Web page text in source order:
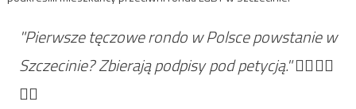
"Pierwsze tęczowe rondo w Polsce powstanie w
Szczecinie? Zbierają podpisy pod petycją." 🤦‍♀️🤦‍♀️
🤦‍♀️